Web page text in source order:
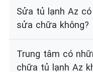
Sửa tủ lạnh Az
sửa chữa không?
Trung tâm có
chữa tủ lạnh Az